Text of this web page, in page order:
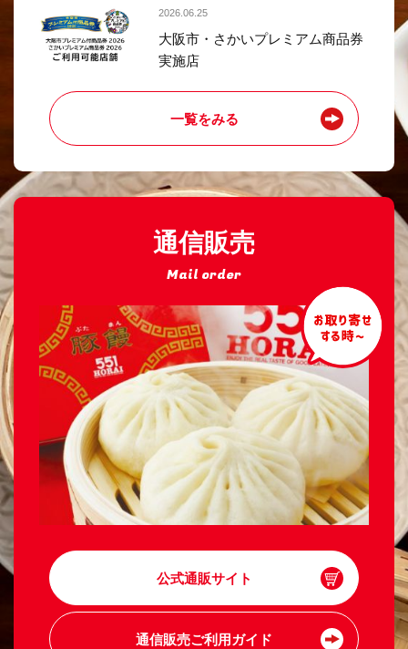
2026.06.25
大阪市・さかいプレミアム商品券
実施店
一覧をみる
通信販売
Mail order
公式通販サイト
通信販売ご利用ガイド